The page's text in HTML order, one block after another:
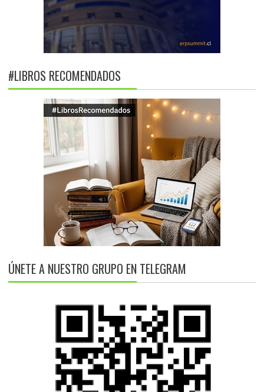
#LIBROS RECOMENDADOS
ÚNETE A NUESTRO GRUPO EN TELEGRAM